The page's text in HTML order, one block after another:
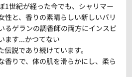
1世紀が経った今でも、シャリマー
性と、香りの素晴らしい新しいバリ
るゲランの調香師の両方にインスピ
ます...かつてない
説であり続けています。
香りで、体の肌を滑らかにし、柔ら